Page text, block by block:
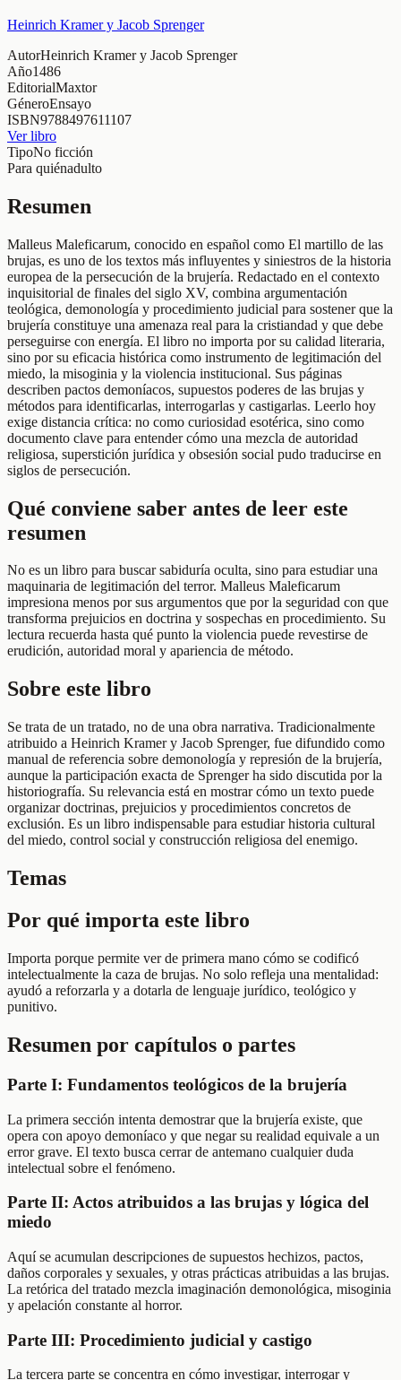
Heinrich Kramer y Jacob Sprenger
AutorHeinrich Kramer y Jacob Sprenger
Año1486
EditorialMaxtor
GéneroEnsayo
ISBN9788497611107
Ver libro
TipoNo ficción
Para quiénadulto
Resumen
Malleus Maleficarum, conocido en español como El martillo de las
brujas, es uno de los textos más influyentes y siniestros de la historia
europea de la persecución de la brujería. Redactado en el contexto
inquisitorial de finales del siglo XV, combina argumentación
teológica, demonología y procedimiento judicial para sostener que la
brujería constituye una amenaza real para la cristiandad y que debe
perseguirse con energía. El libro no importa por su calidad literaria,
sino por su eficacia histórica como instrumento de legitimación del
miedo, la misoginia y la violencia institucional. Sus páginas
describen pactos demoníacos, supuestos poderes de las brujas y
métodos para identificarlas, interrogarlas y castigarlas. Leerlo hoy
exige distancia crítica: no como curiosidad esotérica, sino como
documento clave para entender cómo una mezcla de autoridad
religiosa, superstición jurídica y obsesión social pudo traducirse en
siglos de persecución.
Qué conviene saber antes de leer este
resumen
No es un libro para buscar sabiduría oculta, sino para estudiar una
maquinaria de legitimación del terror. Malleus Maleficarum
impresiona menos por sus argumentos que por la seguridad con que
transforma prejuicios en doctrina y sospechas en procedimiento. Su
lectura recuerda hasta qué punto la violencia puede revestirse de
erudición, autoridad moral y apariencia de método.
Sobre este libro
Se trata de un tratado, no de una obra narrativa. Tradicionalmente
atribuido a Heinrich Kramer y Jacob Sprenger, fue difundido como
manual de referencia sobre demonología y represión de la brujería,
aunque la participación exacta de Sprenger ha sido discutida por la
historiografía. Su relevancia está en mostrar cómo un texto puede
organizar doctrinas, prejuicios y procedimientos concretos de
exclusión. Es un libro indispensable para estudiar historia cultural
del miedo, control social y construcción religiosa del enemigo.
Temas
Por qué importa este libro
Importa porque permite ver de primera mano cómo se codificó
intelectualmente la caza de brujas. No solo refleja una mentalidad:
ayudó a reforzarla y a dotarla de lenguaje jurídico, teológico y
punitivo.
Resumen por capítulos o partes
Parte I: Fundamentos teológicos de la brujería
La primera sección intenta demostrar que la brujería existe, que
opera con apoyo demoníaco y que negar su realidad equivale a un
error grave. El texto busca cerrar de antemano cualquier duda
intelectual sobre el fenómeno.
Parte II: Actos atribuidos a las brujas y lógica del
miedo
Aquí se acumulan descripciones de supuestos hechizos, pactos,
daños corporales y sexuales, y otras prácticas atribuidas a las brujas.
La retórica del tratado mezcla imaginación demonológica, misoginia
y apelación constante al horror.
Parte III: Procedimiento judicial y castigo
La tercera parte se concentra en cómo investigar, interrogar y